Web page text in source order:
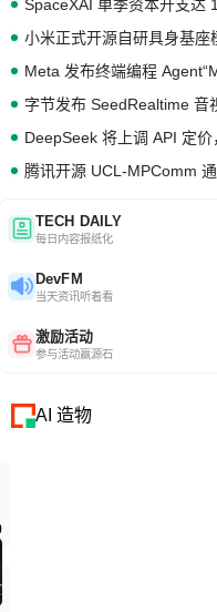
SpaceXAI 单季资本开支达
小米正式开源自研具身基座
Meta 发布终端编程
字节发布 SeedRealtime 音
DeepSeek 将上调 API 定
腾讯开源 UCL-MPComm
TECH DAILY
每日内容报纸化
DevFM
当天资讯听着看
激励活动
参与活动赢源石
AI 造物